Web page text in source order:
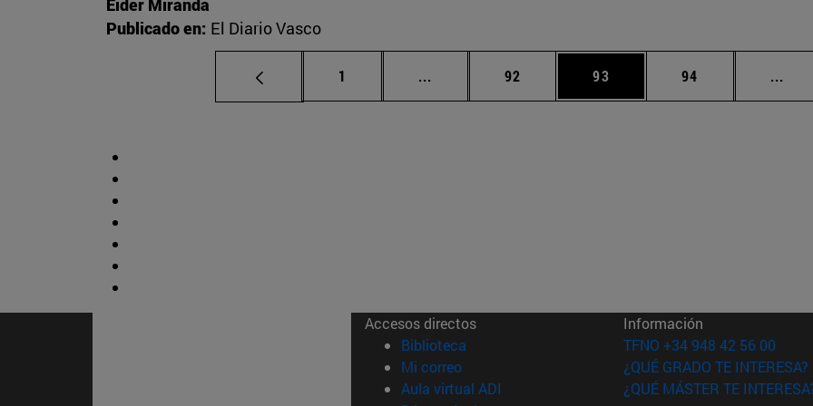
Eider Miranda
Publicado en: El Diario Vasco
Página
1 ... Páginas intermedias Use TAB para desplazarse.
Página
92 Página
93 Página
94 ...
Accesos directos
Biblioteca (abre en nueva ventana)
Mi correo(abre en nueva ventana)
Aula virtual ADI (abre en nueva ventana)
Información
TFNO +34 948 42 56 00
¿QUÉ GRADO TE INTERESA?
¿QUÉ MÁSTER TE